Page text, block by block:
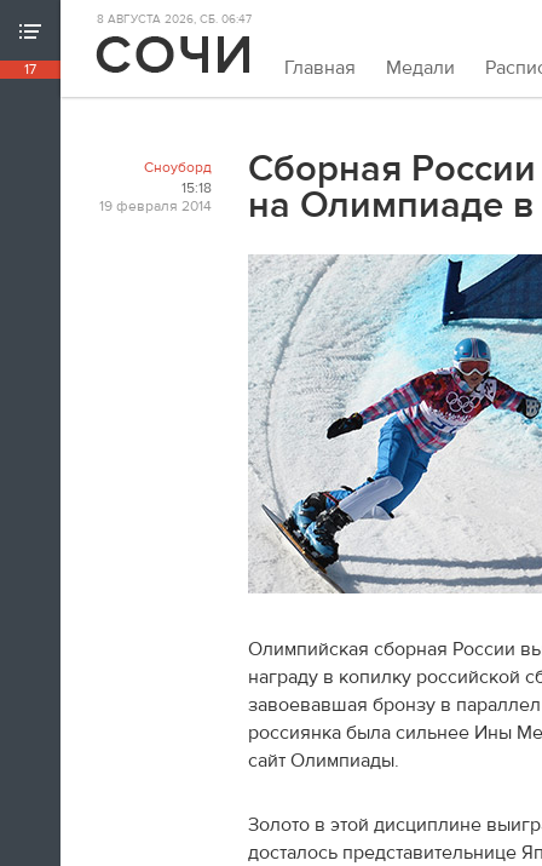
17
ХРОНИКА ИГР
18:39
Я признаюсь, в ходе церемонии
закрытия заплакал. По хоккею.
сборная хоккейного турнира) на пути из
8 АВГУСТА 2026, СБ. 06:47
Главная Медали
Сноуборд
15:18
19 февраля 2014
Сборная
на Олимпиаде
Олимпийская сборная России
награду в копилку российской
завоевавшая бронзу в
россиянка была сильнее Ины
сайт Олимпиады.
Золото в этой дисциплине
досталось представительнице